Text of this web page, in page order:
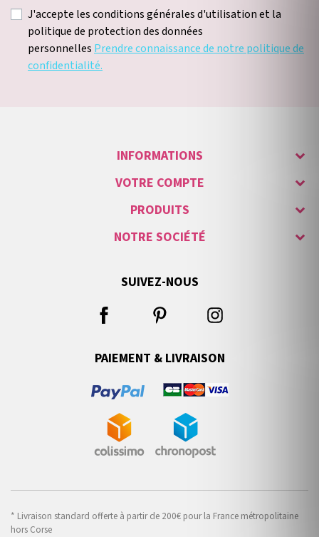
J'accepte les conditions générales d'utilisation et la
politique de protection des données
personnelles Prendre connaissance de notre politique de
confidentialité.
INFORMATIONS
VOTRE COMPTE
PRODUITS
NOTRE SOCIÉTÉ
SUIVEZ-NOUS
PAIEMENT & LIVRAISON
* Livraison standard offerte à partir de 200€ pour la France métropolitaine
hors Corse